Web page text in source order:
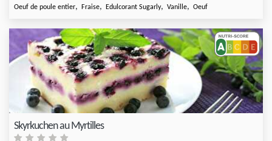
Oeuf de poule entier, Fraise, Edulcorant Sugarly, Vanille, Oeuf
Skyrkuchen au Myrtilles